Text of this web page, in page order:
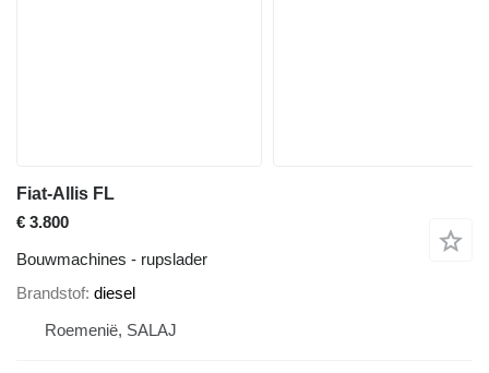
Fiat-Allis FL
€ 3.800
Bouwmachines - rupslader
Brandstof diesel
Roemenië, SALAJ